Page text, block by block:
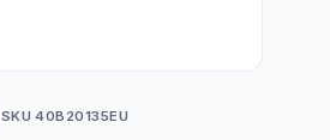
SKU 40B20135EU